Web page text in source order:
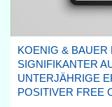
KOENIG & BAUER
SIGNIFIKANTER
UNTERJÄHRIGE
POSITIVER FREE